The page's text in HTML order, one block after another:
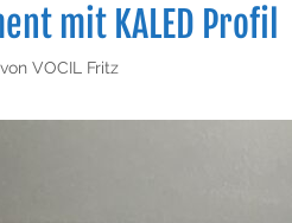
mit KALED Profil
von VOCIL Fritz